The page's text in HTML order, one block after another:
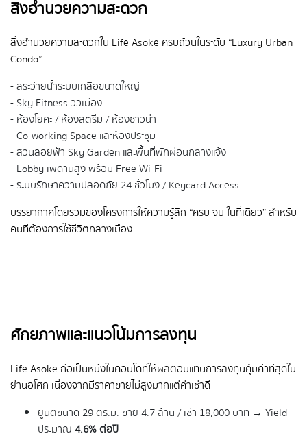
สิ่งอำนวยความสะดวก
สิ่งอำนวยความสะดวกใน Life Asoke ครบถ้วนในระดับ “Luxury Urban
Condo”
- สระว่ายน้ำระบบเกลือขนาดใหญ่
- Sky Fitness วิวเมือง
- ห้องโยคะ / ห้องสตรีม / ห้องซาวน่า
- Co-working Space และห้องประชุม
- สวนลอยฟ้า Sky Garden และพื้นที่พักผ่อนกลางแจ้ง
- Lobby เพดานสูง พร้อม Free Wi-Fi
- ระบบรักษาความปลอดภัย 24 ชั่วโมง / Keycard Access
บรรยากาศโดยรวมของโครงการให้ความรู้สึก “ครบ จบ ในที่เดียว” สำหรับ
คนที่ต้องการใช้ชีวิตกลางเมือง
ศักยภาพและแนวโน้มการลงทุน
Life Asoke ถือเป็นหนึ่งในคอนโดที่ให้ผลตอบแทนการลงทุนคุ้มค่าที่สุดใน
ย่านอโศก เนื่องจากมีราคาขายไม่สูงมากแต่ค่าเช่าดี
ยูนิตขนาด 29 ตร.ม. ขาย 4.7 ล้าน / เช่า 18,000 บาท → Yield
ประมาณ 4.6% ต่อปี